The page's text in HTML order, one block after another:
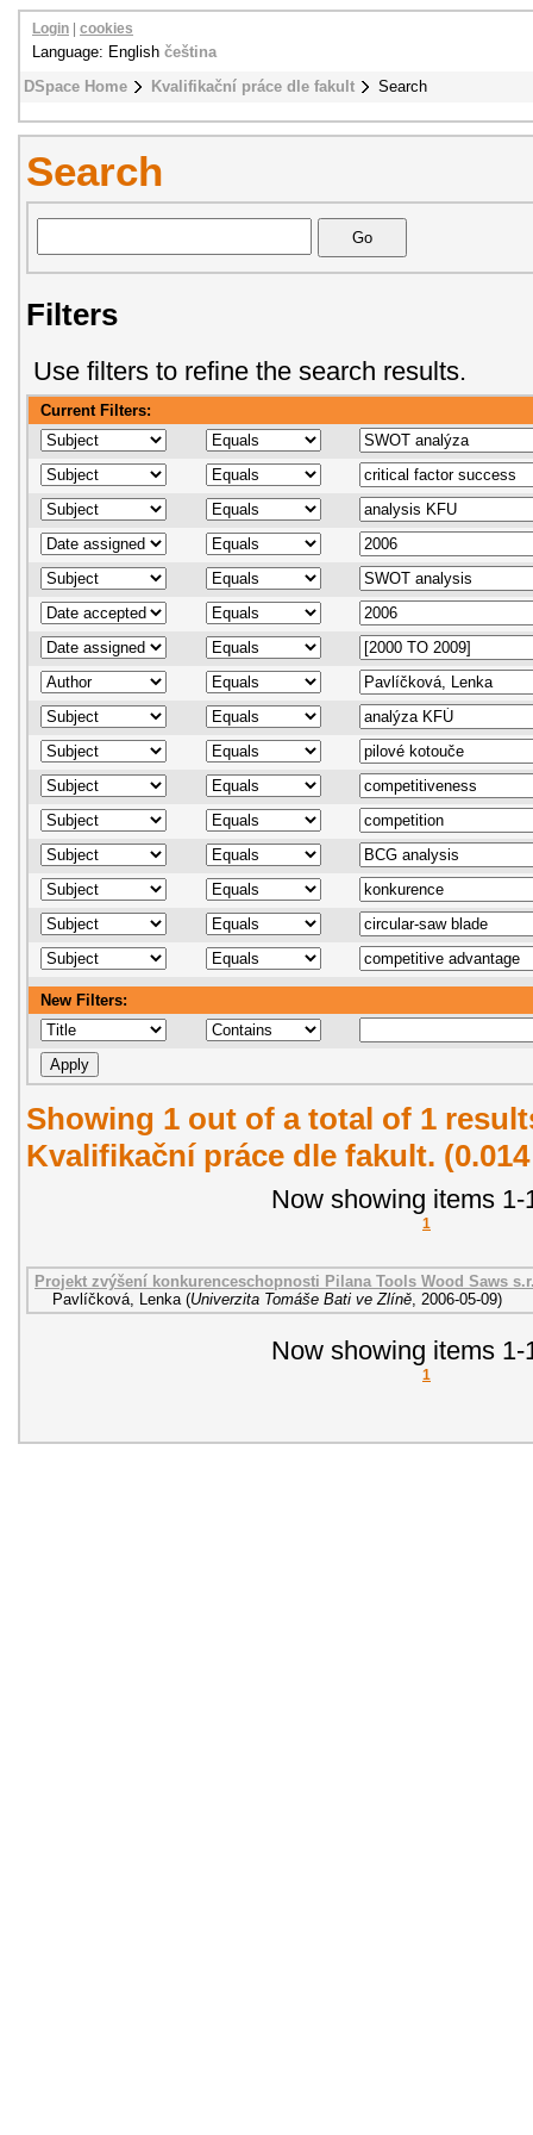
DSpace Home Kvalifikační práce dle fakult Search
Login cookies
Language: English čeština
Search
Filters
Use filters to refine the search results.
Current Filters:
New Filters:
Showing 1 out of a total of 1
Kvalifikační práce dle fakult.
Now showing items 1-
1
Projekt zvýšení konkurenceschopnosti Pilana Tools Wood Saws
Pavlíčková, Lenka (Univerzita Tomáše Bati ve Zlíně 2006-05-09)
Now showing items 1-
1